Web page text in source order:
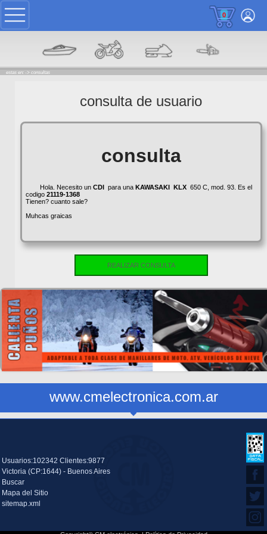
0
estas en: -> consultas
consulta de usuario
consulta
Hola. Necesito un CDIpara una KAWASAKI KLX650 C, mod. 93. Es el
codigo 21119-1368
Tienen? cuanto sale?
Muhcas graicas
REALIZAR CONSULTA
www.cmelectronica.com.ar
Usuarios:102342 Clientes:9877
Victoria (CP:1644) - Buenos Aires
Buscar
Mapa del Sitio
sitemap.xml